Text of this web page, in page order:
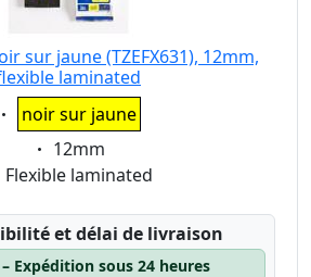
sur jaune (TZEFX631), 12mm,
laminated
Eigenschaft:
noir sur jaune
Eigenschaft:
12mm
Flexible laminated
et délai de livraison
Expédition sous 24 heures